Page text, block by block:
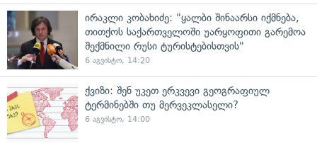
ირაკლი კობახიძე: "ყალბი შინაარსი იქმნება,
თითქოს საქართველოში უარყოფითი გარემოა
შექმნილი რუსი ტურისტებისთვის"
6 აგვისტო, 14:20
ქვიზი: შენ უკეთ ერკვევი გეოგრაფიულ
ტერმინებში თუ მერვეკლასელი?
6 აგვისტო, 14:00